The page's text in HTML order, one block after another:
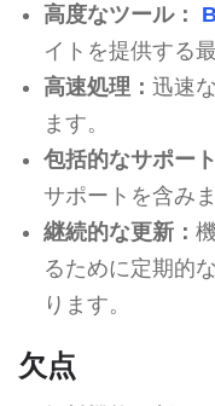
高度なツール：
イトを提供する
高速処理： 迅速
ます。
包括的なサポート
サポートを含みま
継続的な更新：
るために定期的
ります。
欠点